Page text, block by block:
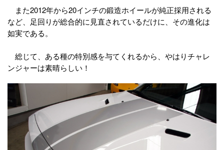
また2012年から20インチの鍛造ホイールが純正採用される
など、足回りが総合的に見直されているだけに、その進化は
如実である。
総じて、ある種の特別感を与てくれるから、やはりチャレ
ンジャーは素晴らしい！